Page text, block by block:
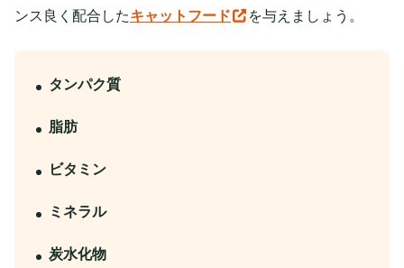
ンス良く配合したキャットフード を与えましょう。
タンパク質
脂肪
ビタミン
ミネラル
炭水化物